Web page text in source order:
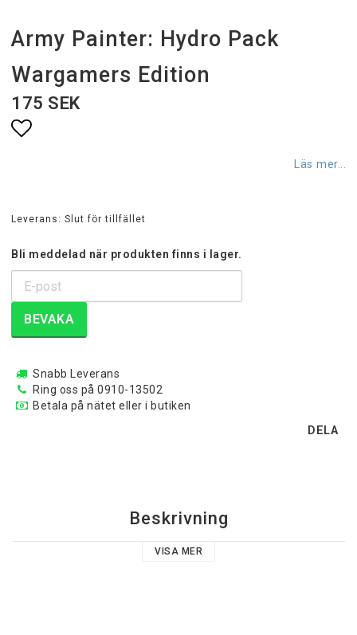
Army Painter: Hydro Pack
Wargamers Edition
175 SEK
Läs mer...
Leverans: Slut för tillfället
Bli meddelad när produkten finns i lager.
BEVAKA
Snabb Leverans
Ring oss på 0910-13502
Betala på nätet eller i butiken
DELA
Beskrivning
VISA MER